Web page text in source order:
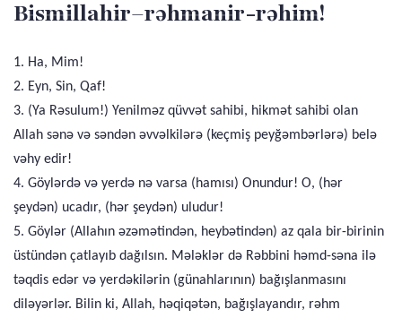
Bismillahir–rəhmanir-rəhim!
1. Ha, Mim!
2. Eyn, Sin, Qaf!
3. (Ya Rəsulum!) Yenilməz qüvvət sahibi, hikmət sahibi olan
Allah sənə və səndən əvvəlkilərə (keçmiş peyğəmbərlərə) belə
vəhy edir!
4. Göylərdə və yerdə nə varsa (hamısı) Onundur! O, (hər
şeydən) ucadır, (hər şeydən) uludur!
5. Göylər (Allahın əzəmətindən, heybətindən) az qala bir-birinin
üstündən çatlayıb dağılsın. Mələklər də Rəbbini həmd-səna ilə
təqdis edər və yerdəkilərin (günahlarının) bağışlanmasını
diləyərlər. Bilin ki, Allah, həqiqətən, bağışlayandır, rəhm